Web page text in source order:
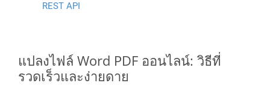
REST API
แปลงไฟล์ Word PDF ออนไลน์: วิธีที่
รวดเร็วและง่ายดาย